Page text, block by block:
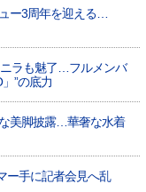
ュー3周年を迎える…
ラも魅了…フルメンバ
”の底力
美脚披露…華奢な水着
ー手に記者会見へ乱